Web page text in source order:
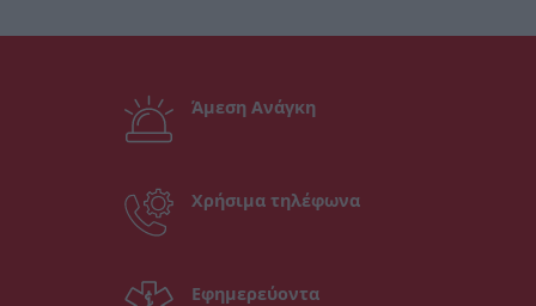
Άμεση Ανάγκη
Χρήσιμα τηλέφωνα
Εφημερεύοντα